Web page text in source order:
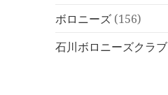
ボロニーズ (156)
石川ボロニーズクラブ